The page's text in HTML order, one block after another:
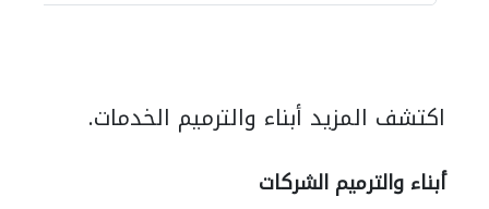
اكتشف المزيد أبناء والترميم الخدمات.
أبناء والترميم الشركات